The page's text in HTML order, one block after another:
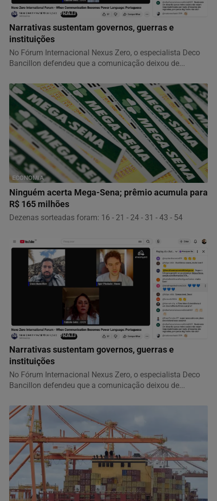
NOTÍCIAS CORPORATIVAS
Narrativas sustentam governos, guerras e
instituições
No Fórum Internacional Nexus Zero, o especialista Deco
Bancillon defendeu que a comunicação deixou de...
ECONOMIA
Ninguém acerta Mega-Sena; prêmio acumula para
R$ 165 milhões
Dezenas sorteadas foram: 16 - 21 - 24 - 31 - 43 - 54
NOTÍCIAS CORPORATIVAS
Narrativas sustentam governos, guerras e
instituições
No Fórum Internacional Nexus Zero, o especialista Deco
Bancillon defendeu que a comunicação deixou de...